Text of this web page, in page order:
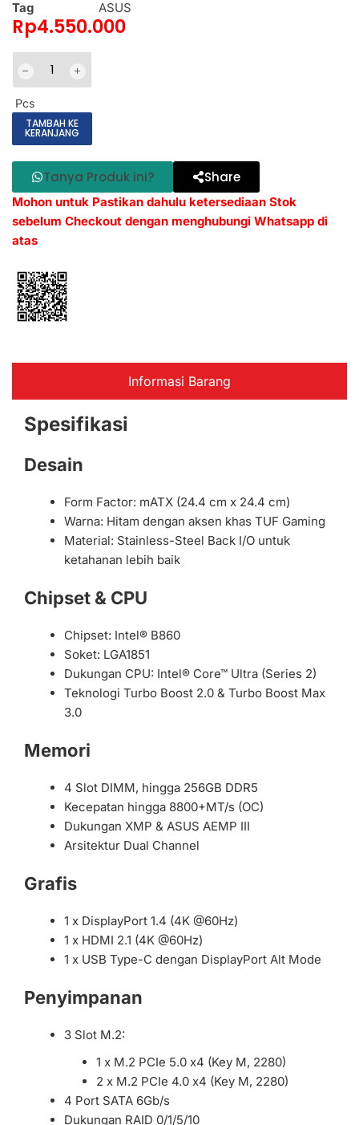
Tag
ASUS
Rp4.550.000
Pcs
TAMBAH KE
KERANJANG
Tanya Produk ini? Share
Mohon untuk Pastikan dahulu ketersediaan Stok
sebelum Checkout dengan menghubungi Whatsapp di
atas
Informasi Barang
Spesifikasi
Desain
Form Factor: mATX (24.4 cm x 24.4 cm)
Warna: Hitam dengan aksen khas TUF Gaming
Material: Stainless-Steel Back I/O untuk
ketahanan lebih baik
Chipset & CPU
Chipset: Intel® B860
Soket: LGA1851
Dukungan CPU: Intel® Core™ Ultra (Series 2)
Teknologi Turbo Boost 2.0 & Turbo Boost Max
3.0
Memori
4 Slot DIMM, hingga 256GB DDR5
Kecepatan hingga 8800+MT/s (OC)
Dukungan XMP & ASUS AEMP III
Arsitektur Dual Channel
Grafis
1 x DisplayPort 1.4 (4K @60Hz)
1 x HDMI 2.1 (4K @60Hz)
1 x USB Type-C dengan DisplayPort Alt Mode
Penyimpanan
3 Slot M.2:
1 x M.2 PCIe 5.0 x4 (Key M, 2280)
2 x M.2 PCIe 4.0 x4 (Key M, 2280)
4 Port SATA 6Gb/s
Dukungan RAID 0/1/5/10